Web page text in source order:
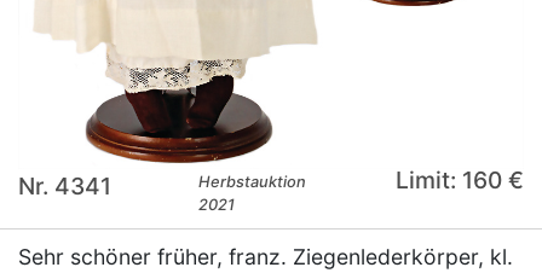
Nr. 4341
Herbstauktion
2021
Limit: 160 €
Sehr schöner früher, franz. Ziegenlederkörper, kl.